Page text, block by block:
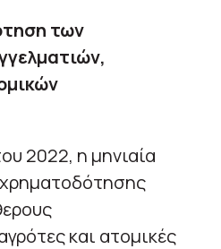
των
2022, η μηνιαία
και ατομικές